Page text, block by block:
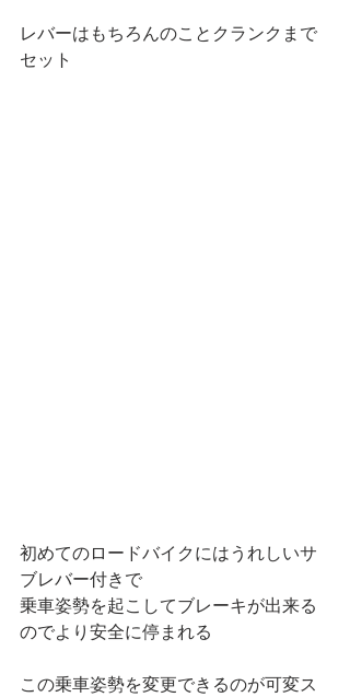
レバーはもちろんのことクランクまで
セット
初めてのロードバイクにはうれしいサ
ブレバー付きで
乗車姿勢を起こしてブレーキが出来る
のでより安全に停まれる
この乗車姿勢を変更できるのが可変ス